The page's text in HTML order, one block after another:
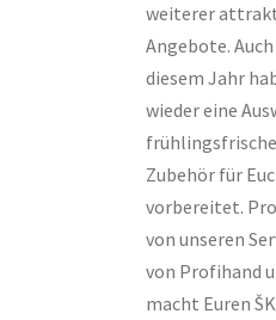
weiterer
Angebote.
diesem Jahr
wieder eine
Zubehör für
vorbereitet.
von unseren
von Profihand
macht Euren